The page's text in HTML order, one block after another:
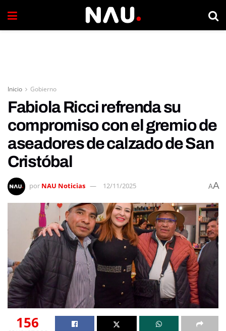
Inicio Gobierno
Fabiola Ricci refrenda su
compromiso con el gremio de
aseadores de calzado de San
Cristóbal
por NAU Noticias 12/11/2025 AA
156